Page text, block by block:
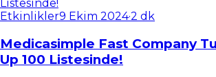
Etkinlikler9 Ekim 2024·2 dk
Medicasimple Fast Company
Up 100 Listesinde!